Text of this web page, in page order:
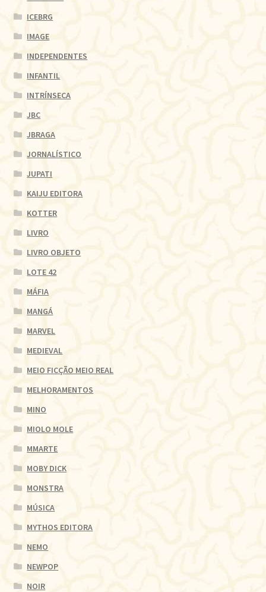
ICEBRG
IMAGE
INDEPENDENTES
INFANTIL
INTRÍNSECA
JBC
JBRAGA
JORNALÍSTICO
JUPATI
KAIJU EDITORA
KOTTER
LIVRO
LIVRO OBJETO
LOTE 42
MÁFIA
MANGÁ
MARVEL
MEDIEVAL
MEIO FICÇÃO MEIO REAL
MELHORAMENTOS
MINO
MIOLO MOLE
MMARTE
MOBY DICK
MONSTRA
MÚSICA
MYTHOS EDITORA
NEMO
NEWPOP
NOIR